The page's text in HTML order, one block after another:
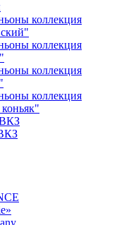
коллекция
коллекция
коллекция
коллекция